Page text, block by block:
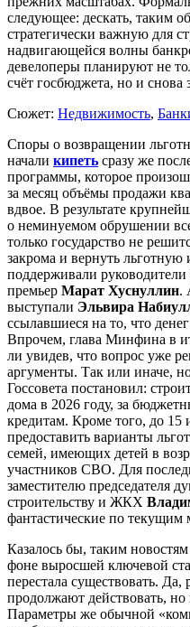
следующее: дескать, таким
стратегически важную для
надвигающейся волны
девелоперы планируют не
счёт госбюджета, но и снова
Сюжет: Недвижимость,
Споры о возвращении
начали кипеть сразу же
программы, которое
за месяц объёмы продажи
вдвое. В результате
о неминуемом обрушении
только государство не
закрома и вернуть
поддерживали
премьер Марат Хуснуллин.
выступали Эльвира
ссылавшиеся на то, что
Впрочем, глава Минфина в
ли увидев, что вопрос уже
аргументы. Так или иначе,
Госсовета постановил:
дома в 2026 году, за
кредитам. Кроме того, до 15
предоставить варианты
семей, имеющих детей в
участников СВО. Для
заместителю председателя
строительству и ЖКХ
фантастические по текущим
Казалось бы, таким
фоне выросшей ключевой
перестала существовать.
продолжают действовать,
Параметры же обычной